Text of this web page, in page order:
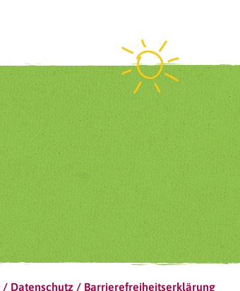
/ Datenschutz / Barrierefreiheitserklärung